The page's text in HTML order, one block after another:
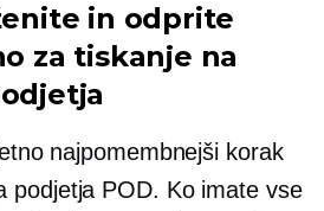
in odprite
za tiskanje na
najpomembnejši korak
podjetja POD. Ko imate vse